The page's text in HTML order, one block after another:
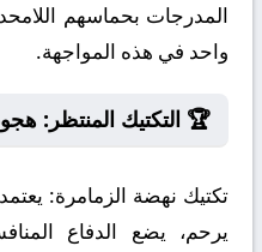
المدرجات بحماسهم
واحد في هذه المواجهة.
🏆 التكتيك المنتظر:
تكتيك نهضة الزمامرة:
يرحم، يضع الدفاع